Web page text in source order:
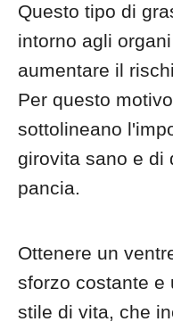
Questo tipo di
intorno agli
aumentare il
Per questo
sottolineano
girovita sano e di
pancia.
Ottenere un
sforzo costante e
stile di vita, che